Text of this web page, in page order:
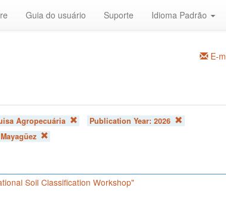
Guia do usuário Suporte Idioma Padrão
E-
Agropecuária Publication Year: 2026
Soil Classification Workshop"